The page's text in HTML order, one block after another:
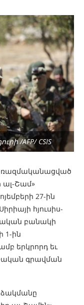
/AFP/ CSIS
ալ-Շամ»
27-ին
հյուսիս-
բանակի
1-ին
երկրորդ եւ
գրավման